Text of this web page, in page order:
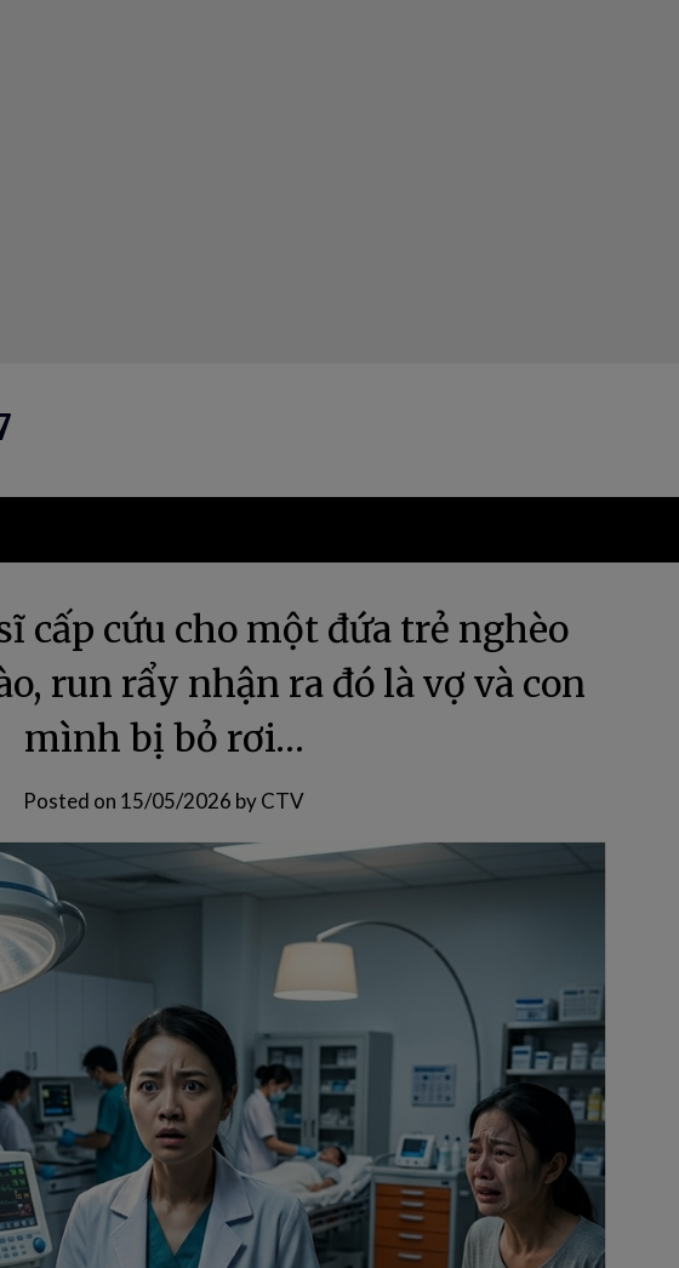
cấp cứu cho một đứa trẻ nghèo
run rẩy nhận ra đó là vợ và con
mình bị bỏ rơi…
Posted on 15/05/2026 byCTV